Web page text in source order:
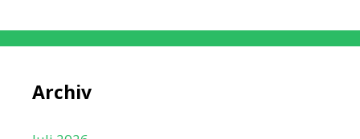
Archiv